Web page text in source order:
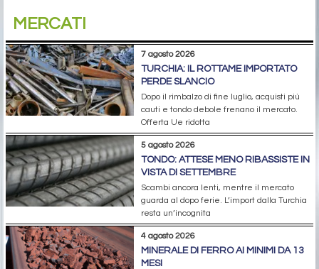
MERCATI
7 agosto 2026
TURCHIA: IL ROTTAME IMPORTATO
PERDE SLANCIO
Dopo il rimbalzo di fine luglio, acquisti più
cauti e tondo debole frenano il mercato.
Offerta Ue ridotta
5 agosto 2026
TONDO: ATTESE MENO RIBASSISTE IN
VISTA DI SETTEMBRE
Scambi ancora lenti, mentre il mercato
guarda al dopo ferie. L’import dalla Turchia
resta un’incognita
4 agosto 2026
MINERALE DI FERRO AI MINIMI DA 13
MESI